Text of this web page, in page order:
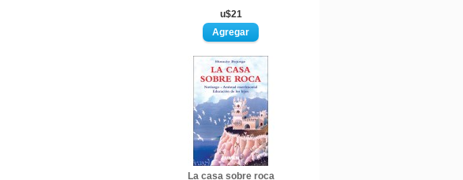
u$21
La casa sobre roca